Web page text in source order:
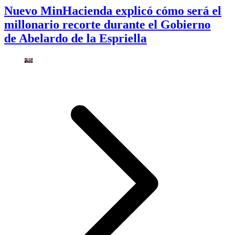
Nuevo MinHacienda explicó cómo será el
millonario recorte durante el Gobierno
de Abelardo de la Espriella